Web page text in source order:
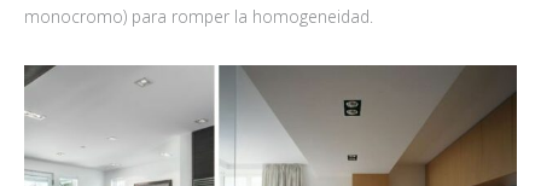
monocromo) para romper la homogeneidad.